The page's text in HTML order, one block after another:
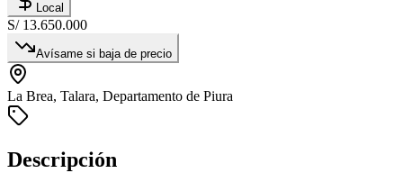
Local
S/ 13.650.000
Avísame si baja de precio
La Brea, Talara, Departamento de Piura
Descripción